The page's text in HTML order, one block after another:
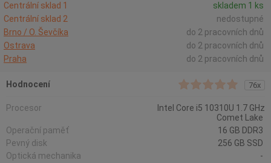
Centrální sklad 1
skladem 1 ks
Centrální sklad 2
nedostupné
Brno / O. Ševčíka
do 2 pracovních dnů
Ostrava
do 2 pracovních dnů
Praha
do 2 pracovních dnů
Hodnocení 76x
Procesor
Intel Core i5 10310U 1.7 GHz
Comet Lake
Operační paměť
16 GB DDR3
Pevný disk
256 GB SSD
Optická mechanika
-